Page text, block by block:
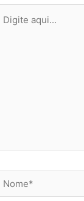
aqui...
Nome*